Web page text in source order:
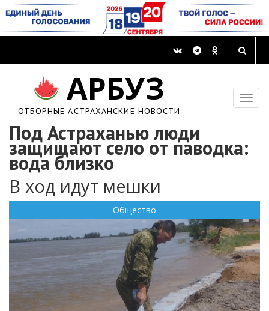
АРБУЗ
ОТБОРНЫЕ АСТРАХАНСКИЕ НОВОСТИ
Под Астраханью люди
защищают село от паводка:
вода близко
В ход идут мешки
Общество